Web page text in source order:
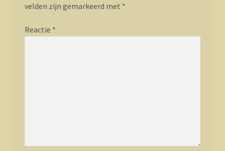
velden zijn gemarkeerd met *
Reactie *